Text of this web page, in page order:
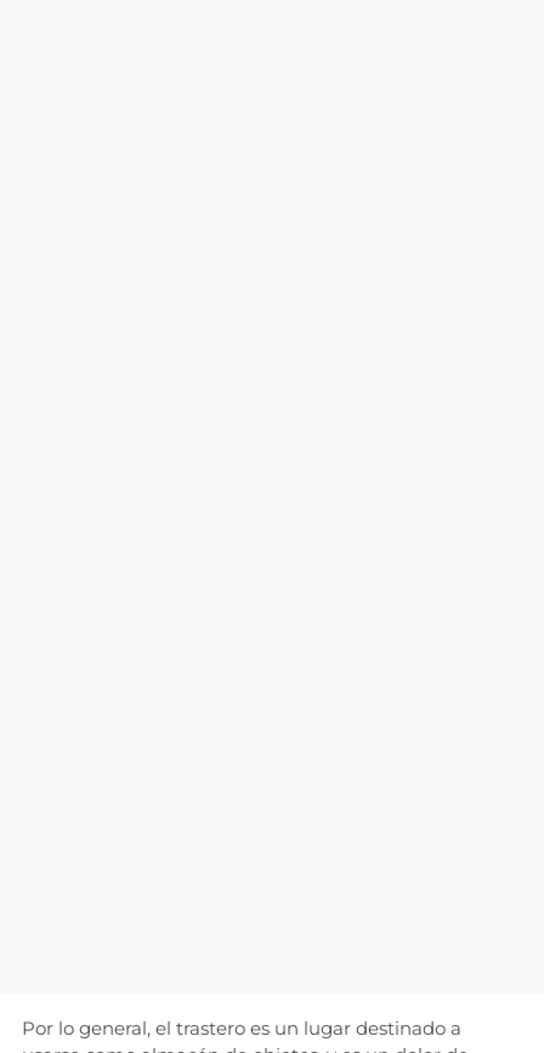
Por lo general, el trastero es un lugar destinado a